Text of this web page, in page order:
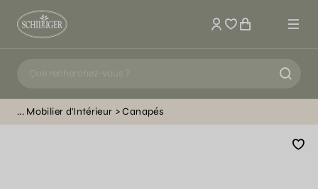
Mon compte
Mobilier d'Intérieur Canapés